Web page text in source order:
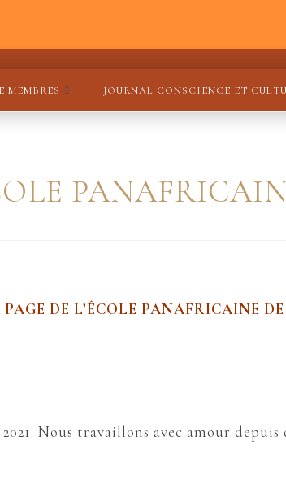
MEMBRES JOURNAL CONSCIENCE ET
DE L’ÉCOLE PANAFRICAINE
Nous travaillons avec amour